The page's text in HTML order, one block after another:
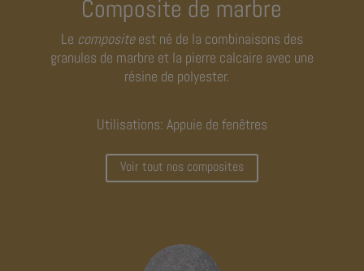
Composite de marbre
Le compositeest né de la combinaisons des
granules de marbre et la pierre calcaire avec une
résine de polyester.
Utilisations: Appuie de fenêtres
Voir tout nos composites